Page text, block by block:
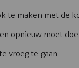
te maken met de
opnieuw moet
vroeg te gaan.